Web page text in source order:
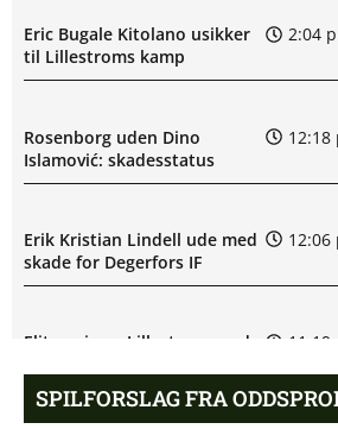
Eric Bugale Kitolano usikker
til Lillestroms kamp
2:04
Rosenborg uden Dino
Islamović: skadesstatus
12:18
Erik Kristian Lindell ude med
skade for Degerfors IF
12:06
Eliteserien – Lillestrom mod
forventede opstillinger,
skader og karantæner
11:19
SPILFORSLAG FRA